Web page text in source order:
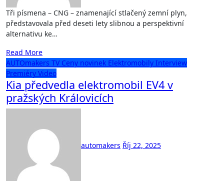
Tři písmena – CNG – znamenající stlačený zemní plyn,
představovala před deseti lety slibnou a perspektivní
alternativu ke…
Read More
AUTOmakers TV Ceny novinek Elektromobily Interview
Premiéry Video
Kia předvedla elektromobil EV4 v
pražských Královicích
automakers Říj 22, 2025